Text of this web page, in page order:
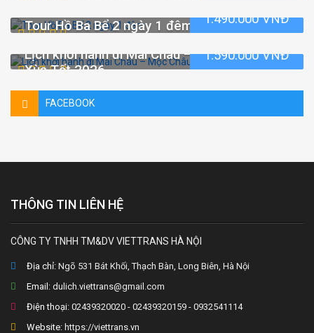
Tour Hồ Ba Bể 2 ngày 1 đêm 1.490.000 VNĐ
Lịch khởi hành đi Mai Châu – Mộc Châu – Tà
Xùa Tết 2026
1.590.000 VNĐ
FACEBOOK
THÔNG TIN LIÊN HỆ
CÔNG TY TNHH TM&DV VIETTRANS HÀ NỘI
Địa chỉ: Ngõ 531 Bát Khối, Thạch Bàn, Long Biên, Hà Nội
Email: dulich.viettrans@gmail.com
Điện thoại: 02439320020 - 02439320159 - 0932541114
Website: https://viettrans.vn